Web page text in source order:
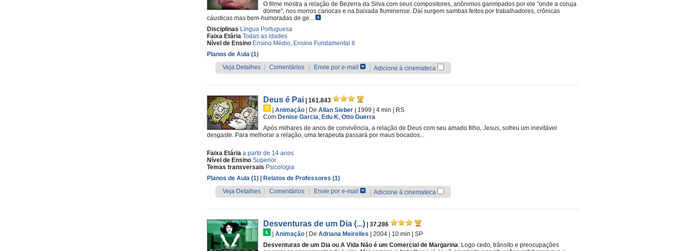
O filme mostra a relação de Bezerra da Silva com seus compositores, anônimos garimpados por ele "onde a coruja
dorme", nos morros cariocas e na baixada fluminense. Daí surgem sambas feitos por trabalhadores, crônicas
cáusticas mas bem-humoradas de ge...
Disciplinas Língua Portuguesa
Faixa Etária Todas as idades
Nível de Ensino Ensino Médio, Ensino Fundamental II
Planos de Aula (1)
Veja Detalhes
Comentários Envie por e-mail Adicione à cinemateca
Deus é Pai
| 161.843
Animação De Allan Sieber | 1999 | 4 min
RS
Com Denise Garcia, Edu K, Otto Guerra
Após milhares de anos de convivência, a relação de Deus com seu amado filho, Jesus, sofreu um inevitável
desgaste. Para melhorar a relação, uma terapeuta passará por maus bocados...
Faixa Etária a partir de 14 anos
Nível de Ensino Superior
Temas transversais Psicologia
Planos de Aula (1)
| Relatos de Professores (1)
Veja Detalhes
Comentários Envie por e-mail Adicione à cinemateca
Desventuras de um Dia (...)
| 37.286
Animação De Adriana Meirelles | 2004 | 10 min
SP
Desventuras de um Dia ou A Vida Não é um Comercial de Margarina: Logo cedo, trânsito e preocupações